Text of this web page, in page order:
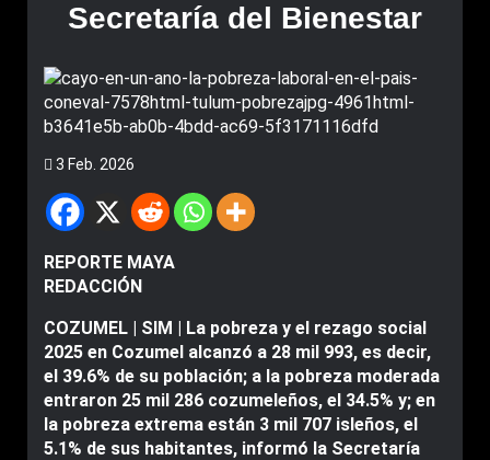
Secretaría del Bienestar
3 Feb. 2026
REPORTE MAYA
REDACCIÓN
COZUMEL | SIM | La pobreza y el rezago social
2025 en Cozumel alcanzó a 28 mil 993, es decir,
el 39.6% de su población; a la pobreza moderada
entraron 25 mil 286 cozumeleños, el 34.5% y; en
la pobreza extrema están 3 mil 707 isleños, el
5.1% de sus habitantes, informó la Secretaría